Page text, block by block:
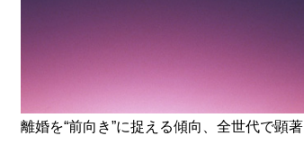
離婚を“前向き”に捉える傾向、全世代で顕著